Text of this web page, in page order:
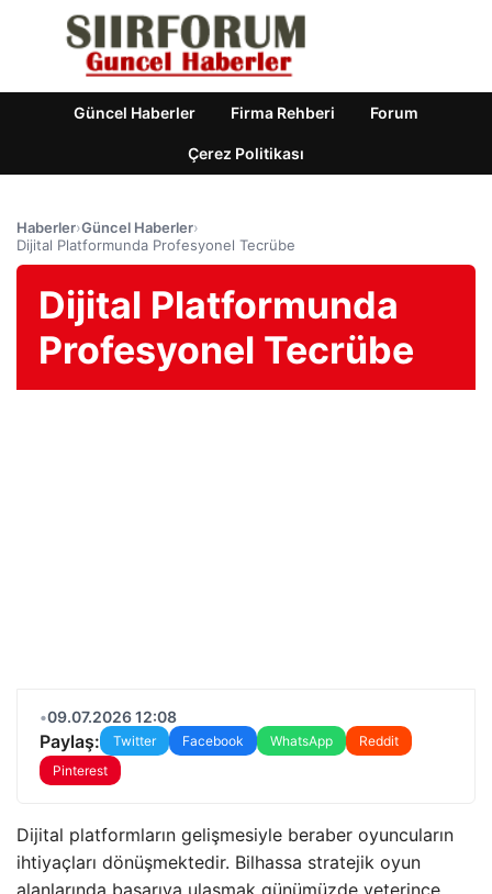
Güncel Haberler Firma Rehberi Forum
Çerez Politikası
Haberler›Güncel Haberler›
Dijital Platformunda Profesyonel Tecrübe
Dijital Platformunda
Profesyonel Tecrübe
•09.07.2026 12:08
Paylaş: Twitter Facebook WhatsApp
Reddit
Pinterest
Dijital platformların gelişmesiyle beraber oyuncuların
ihtiyaçları dönüşmektedir. Bilhassa stratejik oyun
alanlarında başarıya ulaşmak günümüzde yeterince